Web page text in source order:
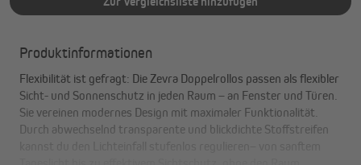
Produktinformationen
Flexibilität ist gefragt: Die Zevra Doppelrollos passen als flexibler
Sicht- und Sonnenschutz in jeden Raum – an Fenster und Türen.
Sie vereinen modernes Design mit maximaler Funktionalität.
Durch abwechselnd transparente und blickdichte Stoffstreifen